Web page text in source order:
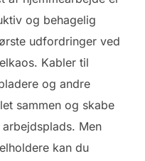
og behagelig
udfordringer ved
Kabler til
og andre
sammen og skabe
Men
kan du